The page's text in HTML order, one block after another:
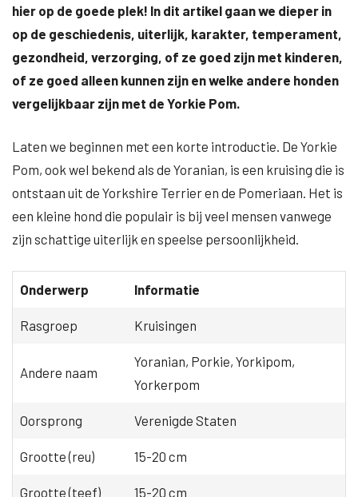
hier op de goede plek! In dit artikel gaan we dieper in
op de geschiedenis, uiterlijk, karakter, temperament,
gezondheid, verzorging, of ze goed zijn met kinderen,
of ze goed alleen kunnen zijn en welke andere honden
vergelijkbaar zijn met de Yorkie Pom.
Laten we beginnen met een korte introductie. De Yorkie
Pom, ook wel bekend als de Yoranian, is een kruising die is
ontstaan uit de Yorkshire Terrier en de Pomeriaan. Het is
een kleine hond die populair is bij veel mensen vanwege
zijn schattige uiterlijk en speelse persoonlijkheid.
Onderwerp Informatie
Rasgroep Kruisingen
Andere naam
Yoranian, Porkie, Yorkipom,
Yorkerpom
Oorsprong Verenigde Staten
Grootte (reu) 15-20 cm
Grootte (teef) 15-20 cm